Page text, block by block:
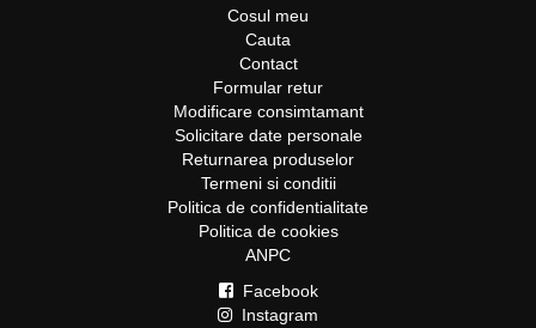
Cosul meu
Cauta
Contact
Formular retur
Modificare consimtamant
Solicitare date personale
Returnarea produselor
Termeni si conditii
Politica de confidentialitate
Politica de cookies
ANPC
Facebook
Instagram